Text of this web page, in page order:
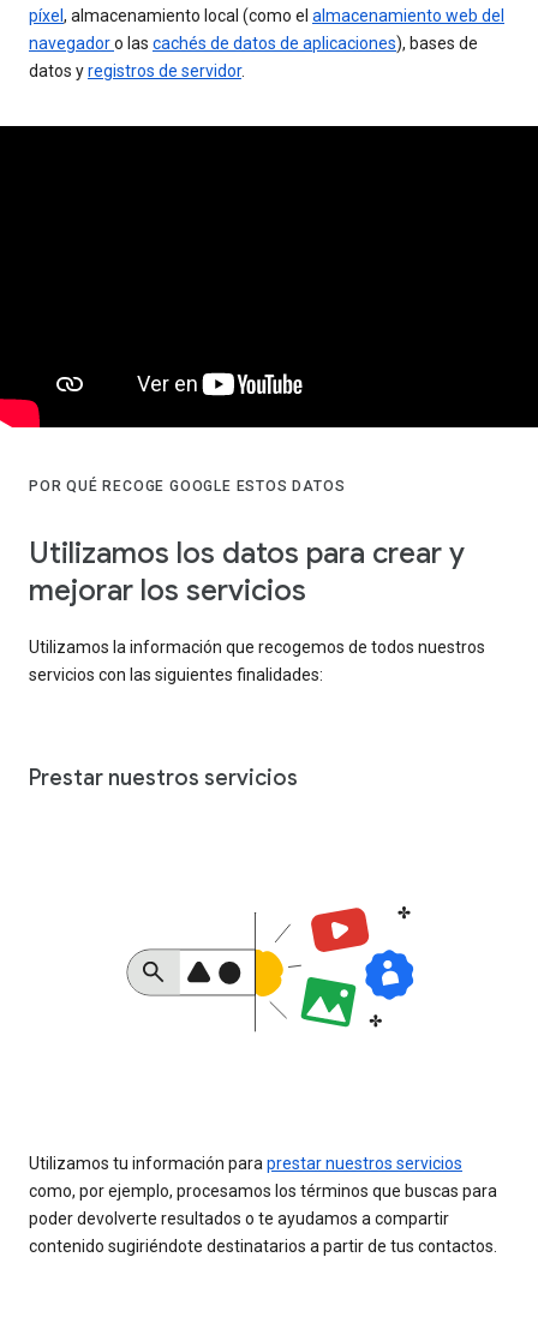
píxel , almacenamiento local (como el almacenamiento web del
navegadoro las cachés de datos de aplicaciones), bases de
datos yregistros de servidor.
POR QUÉ RECOGE GOOGLE ESTOS DATOS
Utilizamos los datos para crear y
mejorar los servicios
Utilizamos la información que recogemos de todos nuestros
servicios con las siguientes finalidades:
Prestar nuestros servicios
Utilizamos tu información para prestar nuestros servicios
como, por ejemplo, procesamos los términos que buscas para
poder devolverte resultados o te ayudamos a compartir
contenido sugiriéndote destinatarios a partir de tus contactos.